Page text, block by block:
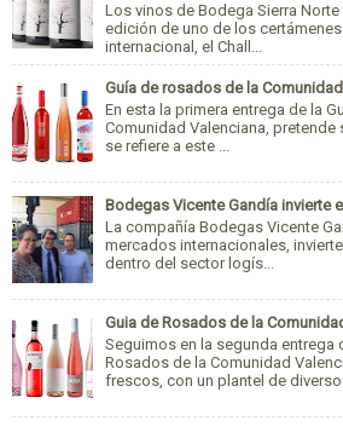
Los vinos de Bodega Sierra
edición de uno de los certámenes
internacional, el Chall...
Guía de rosados de la
En esta la primera entrega de la
Comunidad Valenciana, pretende
se refiere a este ...
Bodegas Vicente Gandía invierte
La compañía Bodegas Vicente
mercados internacionales,
dentro del sector logís...
Guia de Rosados de la
Seguimos en la segunda entrega
Rosados de la Comunidad
frescos, con un plantel de